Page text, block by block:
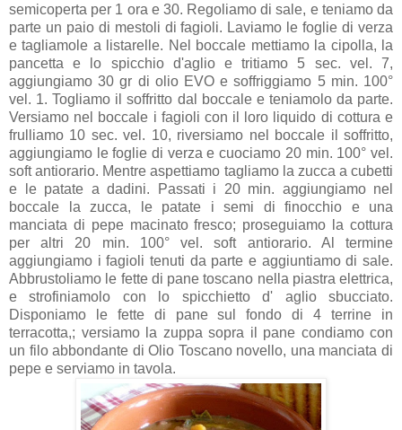
semicoperta per 1 ora e 30. Regoliamo di sale, e teniamo da
parte un paio di mestoli di fagioli. Laviamo le foglie di verza
e tagliamole a listarelle. Nel boccale mettiamo la cipolla, la
pancetta e lo spicchio d'aglio e tritiamo 5 sec. vel. 7,
aggiungiamo 30 gr di olio EVO e soffriggiamo 5 min. 100°
vel. 1. Togliamo il soffritto dal boccale e teniamolo da parte.
Versiamo nel boccale i fagioli con il loro liquido di cottura e
frulliamo 10 sec. vel. 10, riversiamo nel boccale il soffritto,
aggiungiamo le foglie di verza e cuociamo 20 min. 100° vel.
soft antiorario. Mentre aspettiamo tagliamo la zucca a cubetti
e le patate a dadini. Passati i 20 min. aggiungiamo nel
boccale la zucca, le patate i semi di finocchio e una
manciata di pepe macinato fresco; proseguiamo la cottura
per altri 20 min. 100° vel. soft antiorario. Al termine
aggiungiamo i fagioli tenuti da parte e aggiuntiamo di sale.
Abbrustoliamo le fette di pane toscano nella piastra elettrica,
e strofiniamolo con lo spicchietto d' aglio sbucciato.
Disponiamo le fette di pane sul fondo di 4 terrine in
terracotta,; versiamo la zuppa sopra il pane condiamo con
un filo abbondante di Olio Toscano novello, una manciata di
pepe e serviamo in tavola.